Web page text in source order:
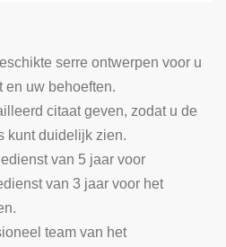
serre ontwerpen voor u
en uw behoeften.
citaat geven, zodat u de
kunt duidelijk zien.
van 5 jaar voor
van 3 jaar voor het
team van het